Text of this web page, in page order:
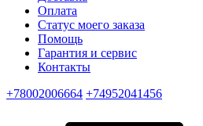
Оплата
Статус моего заказа
Помощь
Гарантия и сервис
Контакты
+78002006664 +74952041456